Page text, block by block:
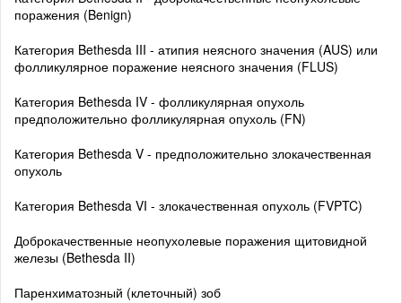
поражения (Benign)
Категория Bethesda III - атипия неясного значения (AUS) или
фолликулярное поражение неясного значения (FLUS)
Категория Bethesda IV - фолликулярная опухоль
предположительно фолликулярная опухоль (FN)
Категория Bethesda V - предположительно злокачественная
опухоль
Категория Bethesda VI - злокачественная опухоль (FVPTC)
Доброкачественные неопухолевые поражения щитовидной
железы (Bethesda II)
Паренхиматозный (клеточный) зоб